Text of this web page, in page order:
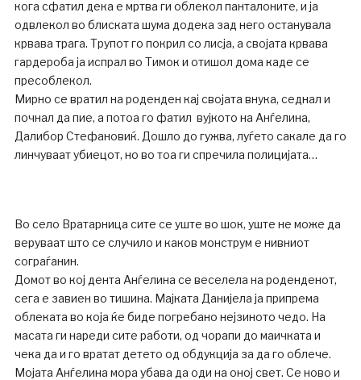
кога сфатил дека е мртва ги облекол панталоните, и ја
одвлекол во блиската шума додека зад него останувала
крвава трага. Трупот го покрил со лисја, а својата крвава
гардероба ја испрал во Тимок и отишол дома каде се
пресоблекол.
Мирно се вратил на роденден кај својата внука, седнал и
почнал да пие, а потоа го фатил вујкото на Анѓелина,
Далибор Стефановиќ. Дошло до гужва, луѓето сакале да го
линчуваат убиецот, но во тоа ги спречила полицијата…
Во село Вратарница сите се уште во шок, уште не може да
веруваат што се случило и каков монструм е нивниот
сограѓанин.
Домот во кој дента Анѓелина се веселела на роденденот,
сега е завиен во тишина. Мајката Данијела ја припрема
облеката во која ќе биде погребано нејзиното чедо. На
масата ги нареди сите работи, од чорапи до маичката и
чека да и го вратат детето од обдукција за да го облече.
Мојата Анѓелина мора убава да оди на оној свет. Се ново и